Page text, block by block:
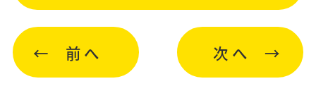
前へ 次へ